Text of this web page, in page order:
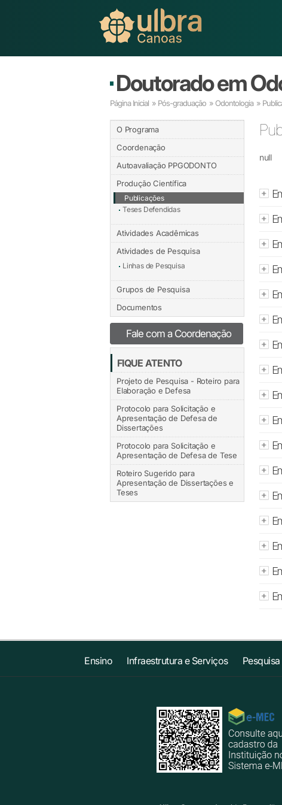
Doutorado em
Página Inicial » Pós-graduação » Odontologia »
O Programa
Coordenação
Autoavaliação PPGODONTO
Produção Científica
Publicações
Teses Defendidas
Atividades Acadêmicas
Atividades de Pesquisa
Linhas de Pesquisa
Grupos de Pesquisa
Documentos
Fale com a Coordenação
FIQUE ATENTO
Projeto de Pesquisa - Roteiro para
Elaboração e Defesa
Protocolo para Solicitação e
Apresentação de Defesa de
Dissertações
Protocolo para Solicitação e
Apresentação de Defesa de Tese
Roteiro Sugerido para
Apresentação de Dissertações e
Teses
null
Ensino Infraestrutura e Serviços Pesquisa